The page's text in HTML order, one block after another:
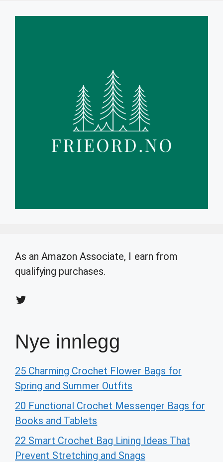
As an Amazon Associate, I earn from
qualifying purchases.
Twitter
Nye innlegg
25 Charming Crochet Flower Bags for
Spring and Summer Outfits
20 Functional Crochet Messenger Bags for
Books and Tablets
22 Smart Crochet Bag Lining Ideas That
Prevent Stretching and Snags